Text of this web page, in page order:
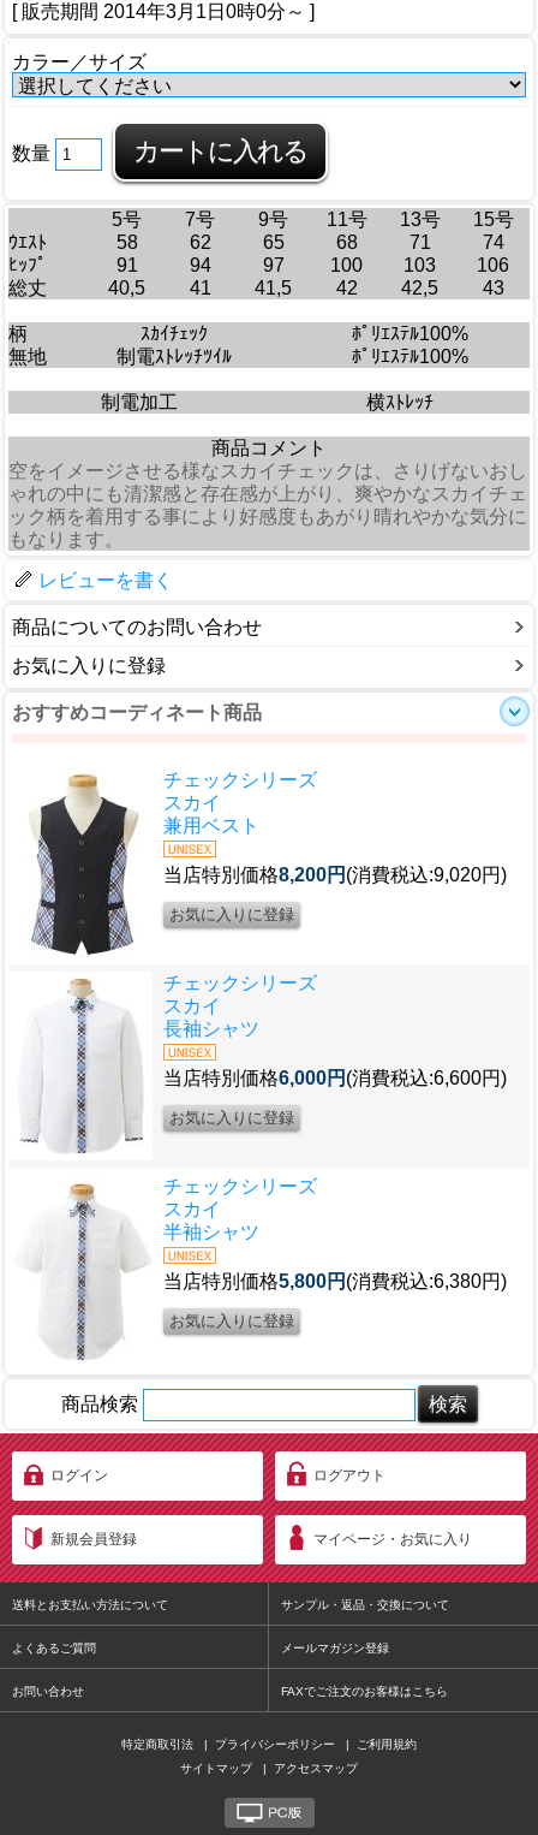
[ 販売期間 2014年3月1日0時0分 ～ ]
カラー／サイズ
数量
5号 7号 9号 11号 13号
15号
ｳｴｽﾄ
58 62 65 68 71
74
ﾋｯﾌﾟ
91 94 97 100 103
106
総丈
40,5 41 41,5 42 42,5 43
柄 ｽｶｲﾁｪｯｸ
ﾎﾟﾘｴｽﾃﾙ100%
無地
制電ｽﾄﾚｯﾁﾂｲﾙ ﾎﾟﾘｴｽﾃﾙ100%
制電加工 横ｽﾄﾚｯﾁ
商品コメント
空をイメージさせる様なスカイチェックは、さりげないおし
ゃれの中にも清潔感と存在感が上がり、爽やかなスカイチェ
ック柄を着用する事により好感度もあがり晴れやかな気分に
もなります。
レビューを書く
商品についてのお問い合わせ
お気に入りに登録
おすすめコーディネート商品
チェックシリーズ
スカイ
兼用ベスト
当店特別価格8,200円 (消費税込:9,020円)
チェックシリーズ
スカイ
長袖シャツ
当店特別価格6,000円 (消費税込:6,600円)
チェックシリーズ
スカイ
半袖シャツ
当店特別価格5,800円 (消費税込:6,380円)
商品検索
ログイン ログアウト
新規会員登録 マイページ・お気に入り
送料とお支払い方法について サンプル・返品・交換について
よくあるご質問 メールマガジン登録
お問い合わせ FAXでご注文のお客様はこちら
特定商取引法 | プライバシーポリシー |
ご利用規約
サイトマップ
| アクセスマップ